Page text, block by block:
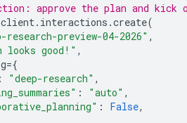
approve the plan and kick
client. interactions .create(
research-preview-04-2026" ,
looks good!" ,
={
: "deep-research" ,
: "auto" ,
: False,